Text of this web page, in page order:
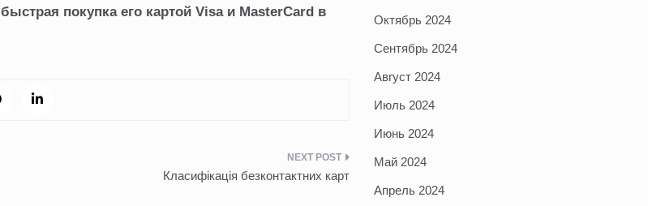
покупка его картой Visa и MasterCard в
Класифікація безконтактних карт
Октябрь 2024
Сентябрь 2024
Август 2024
Июль 2024
Июнь 2024
Май 2024
Апрель 2024